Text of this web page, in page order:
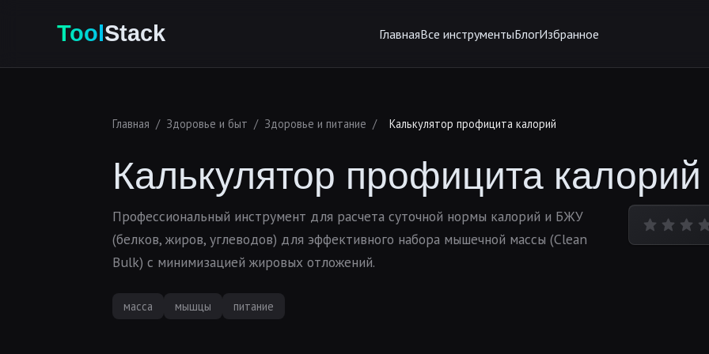
ToolStack ГлавнаяВсе инструментыБлогИзбранное
Главная / Здоровье и быт / Здоровье и питание / Калькулятор профицита калорий
Калькулятор профицита калорий
Профессиональный инструмент для расчета суточной нормы калорий и БЖУ
(белков, жиров, углеводов) для эффективного набора мышечной массы (Clean
Bulk) с минимизацией жировых отложений.
масса мышцы питание